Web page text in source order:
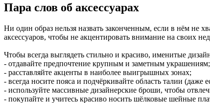
Пара слов об аксессуарах
Ни один образ нельзя назвать законченным, если в нём не
аксессуаров, чтобы не акцентировать внимание на своих
Чтобы всегда выглядеть стильно и красиво, именитые
- отдавайте предпочтение крупным и заметным украшениям;
- расставляйте акценты в наиболее выигрышных зонах;
- всегда носите пояса и подчёркивайте область талии (даже
- используйте массивные дизайнерские броши, чтобы
- покупайте и учитесь красиво носить шёлковые шейные